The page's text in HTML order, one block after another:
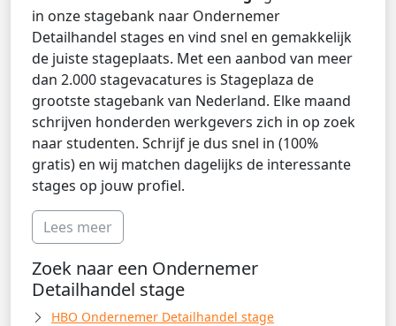
in onze stagebank naar Ondernemer
Detailhandel stages en vind snel en gemakkelijk
de juiste stageplaats. Met een aanbod van meer
dan 2.000 stagevacatures is Stageplaza de
grootste stagebank van Nederland. Elke maand
schrijven honderden werkgevers zich in op zoek
naar studenten. Schrijf je dus snel in (100%
gratis) en wij matchen dagelijks de interessante
stages op jouw profiel.
Lees meer
Zoek naar een Ondernemer
Detailhandel stage
HBO Ondernemer Detailhandel stage